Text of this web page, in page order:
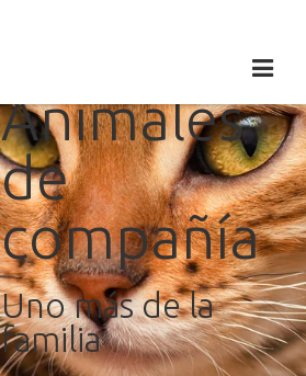
Animales
de
compañía
Uno más de la
familia